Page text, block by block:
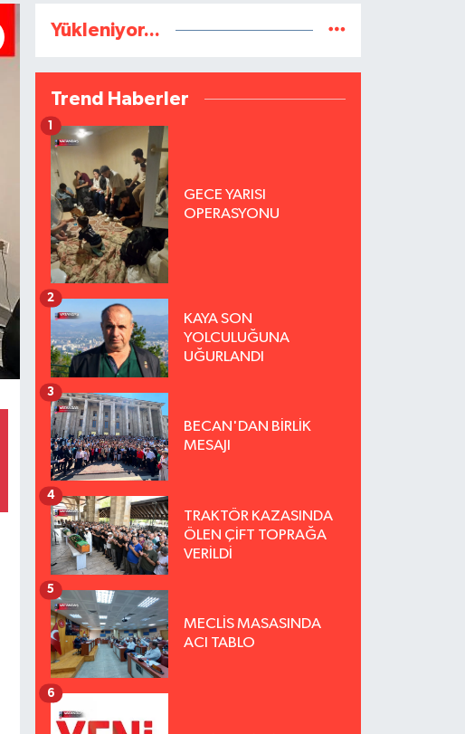
Yükleniyor...
Trend Haberler
GECE YARISI
OPERASYONU
1
KAYA SON
YOLCULUĞUNA
UĞURLANDI
2
BECAN'DAN BİRLİK
MESAJI
3
TRAKTÖR KAZASINDA
ÖLEN ÇİFT TOPRAĞA
VERİLDİ
4
MECLİS MASASINDA
ACI TABLO
5
6